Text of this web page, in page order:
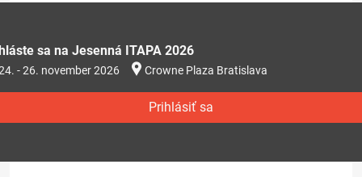
sa na Jesenná ITAPA 2026
- 26. november 2026 Crowne Plaza Bratislava
Prihlásiť sa